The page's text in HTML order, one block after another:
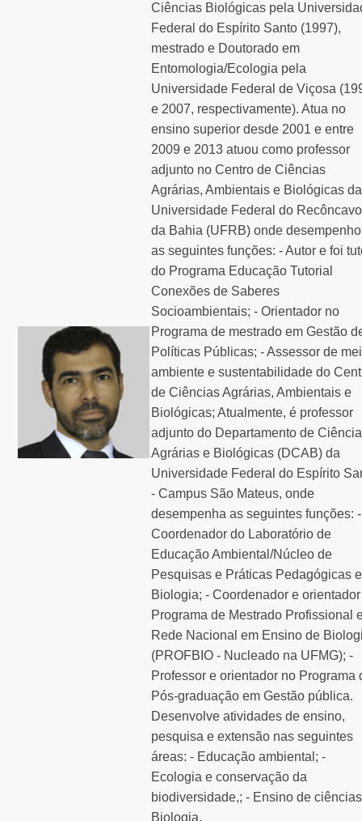
Ciências Biológicas pela
Federal do Espírito Santo (1997),
mestrado e Doutorado em
Entomologia/Ecologia pela
Universidade Federal de Viçosa
e 2007, respectivamente). Atua no
ensino superior desde 2001 e entre
2009 e 2013 atuou como professor
adjunto no Centro de Ciências
Agrárias, Ambientais e Biológicas da
Universidade Federal do Recôncavo
da Bahia (UFRB) onde
as seguintes funções: - Autor e foi
do Programa Educação Tutorial
Conexões de Saberes
Socioambientais; - Orientador no
Programa de mestrado em Gestão
Políticas Públicas; - Assessor de
ambiente e sustentabilidade do
de Ciências Agrárias, Ambientais e
Biológicas; Atualmente, é professor
adjunto do Departamento de
Agrárias e Biológicas (DCAB) da
Universidade Federal do Espírito
- Campus São Mateus, onde
desempenha as seguintes funções: -
Coordenador do Laboratório de
Educação Ambiental/Núcleo de
Pesquisas e Práticas Pedagógicas
Biologia; - Coordenador e
Programa de Mestrado Profissional
Rede Nacional em Ensino de
(PROFBIO - Nucleado na UFMG); -
Professor e orientador no Programa
Pós-graduação em Gestão pública.
Desenvolve atividades de ensino,
pesquisa e extensão nas seguintes
áreas: - Educação ambiental; -
Ecologia e conservação da
biodiversidade,; - Ensino de
Biologia.